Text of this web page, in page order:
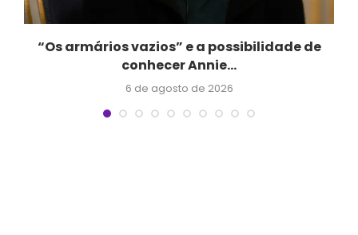
“Os armários vazios” e a possibilidade de
conhecer Annie...
6 de agosto de 2026